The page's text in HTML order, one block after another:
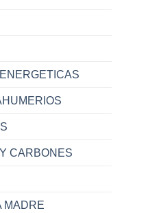
CARBONES
MADRE